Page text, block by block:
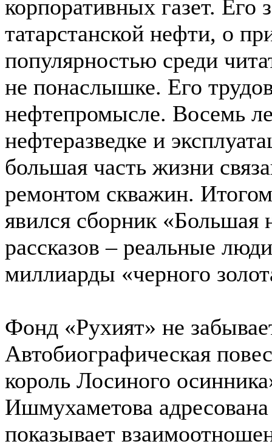
корпоративных газет. Его
татарстанской нефти, о
популярностью среди
не понаслышке. Его
нефтепромысле. Восемь
нефтеразведке и
большая часть жизни
ремонтом скважин.
явился сборник «Большая
рассказов – реальные
миллиарды «черного
Фонд «Рухият» не
Автобиографическая
король Лосиного
Ишмухаметова
показывает